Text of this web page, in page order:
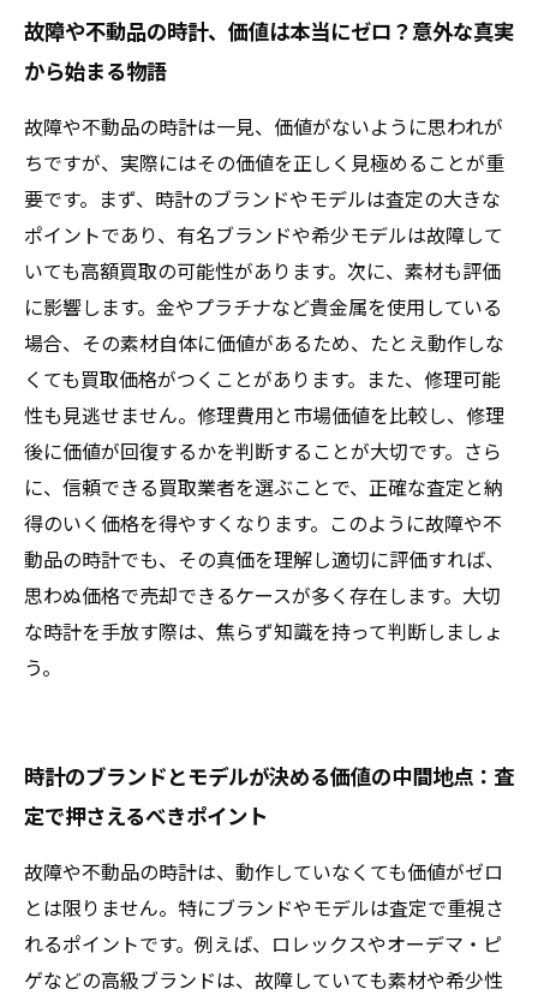
売るための重要なコツ
これで安心！故障や不動品の時計を賢く売却
し、本当の価値を引き出すまとめ
故障でも価値は残る？時計買取の現場で知って
おくべき基礎知識
時計の価値を見極めるプロの視点：ブランド・
状態・修理可能性から導く査定術
故障や不動品の時計、価値は本当にゼロ？意外な真実
から始まる物語
故障や不動品の時計は一見、価値がないように思われが
ちですが、実際にはその価値を正しく見極めることが重
要です。まず、時計のブランドやモデルは査定の大きな
ポイントであり、有名ブランドや希少モデルは故障して
いても高額買取の可能性があります。次に、素材も評価
に影響します。金やプラチナなど貴金属を使用している
場合、その素材自体に価値があるため、たとえ動作しな
くても買取価格がつくことがあります。また、修理可能
性も見逃せません。修理費用と市場価値を比較し、修理
後に価値が回復するかを判断することが大切です。さら
に、信頼できる買取業者を選ぶことで、正確な査定と納
得のいく価格を得やすくなります。このように故障や不
動品の時計でも、その真価を理解し適切に評価すれば、
思わぬ価格で売却できるケースが多く存在します。大切
な時計を手放す際は、焦らず知識を持って判断しましょ
う。
時計のブランドとモデルが決める価値の中間地点：査
定で押さえるべきポイント
故障や不動品の時計は、動作していなくても価値がゼロ
とは限りません。特にブランドやモデルは査定で重視さ
れるポイントです。例えば、ロレックスやオーデマ・ピ
ゲなどの高級ブランドは、故障していても素材や希少性